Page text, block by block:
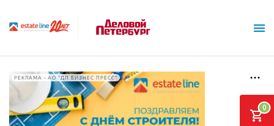
РЕКЛАМА • АО "ДП БИЗНЕС ПРЕСС"
0